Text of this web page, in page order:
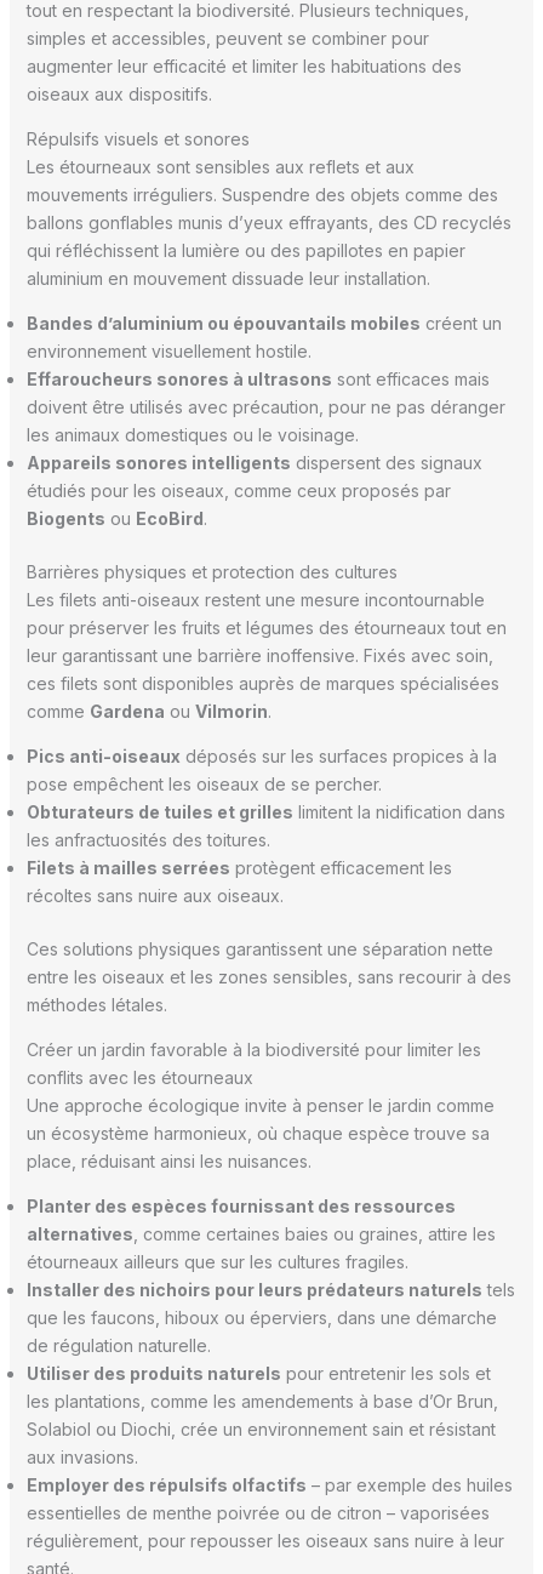
tout en respectant la biodiversité. Plusieurs techniques,
simples et accessibles, peuvent se combiner pour
augmenter leur efficacité et limiter les habituations des
oiseaux aux dispositifs.
Répulsifs visuels et sonores
Les étourneaux sont sensibles aux reflets et aux
mouvements irréguliers. Suspendre des objets comme des
ballons gonflables munis d’yeux effrayants, des CD recyclés
qui réfléchissent la lumière ou des papillotes en papier
aluminium en mouvement dissuade leur installation.
Bandes d’aluminium ou épouvantails mobiles créent un
environnement visuellement hostile.
Effaroucheurs sonores à ultrasons sont efficaces mais
doivent être utilisés avec précaution, pour ne pas déranger
les animaux domestiques ou le voisinage.
Appareils sonores intelligents dispersent des signaux
étudiés pour les oiseaux, comme ceux proposés par
Biogents ou EcoBird.
Barrières physiques et protection des cultures
Les filets anti-oiseaux restent une mesure incontournable
pour préserver les fruits et légumes des étourneaux tout en
leur garantissant une barrière inoffensive. Fixés avec soin,
ces filets sont disponibles auprès de marques spécialisées
comme Gardena ou Vilmorin.
Pics anti-oiseaux déposés sur les surfaces propices à la
pose empêchent les oiseaux de se percher.
Obturateurs de tuiles et grilles limitent la nidification dans
les anfractuosités des toitures.
Filets à mailles serrées protègent efficacement les
récoltes sans nuire aux oiseaux.
Ces solutions physiques garantissent une séparation nette
entre les oiseaux et les zones sensibles, sans recourir à des
méthodes létales.
Créer un jardin favorable à la biodiversité pour limiter les
conflits avec les étourneaux
Une approche écologique invite à penser le jardin comme
un écosystème harmonieux, où chaque espèce trouve sa
place, réduisant ainsi les nuisances.
Planter des espèces fournissant des ressources
alternatives , comme certaines baies ou graines, attire les
étourneaux ailleurs que sur les cultures fragiles.
Installer des nichoirs pour leurs prédateurs naturels tels
que les faucons, hiboux ou éperviers, dans une démarche
de régulation naturelle.
Utiliser des produits naturels pour entretenir les sols et
les plantations, comme les amendements à base d’Or Brun,
Solabiol ou Diochi, crée un environnement sain et résistant
aux invasions.
Employer des répulsifs olfactifs – par exemple des huiles
essentielles de menthe poivrée ou de citron – vaporisées
régulièrement, pour repousser les oiseaux sans nuire à leur
santé.